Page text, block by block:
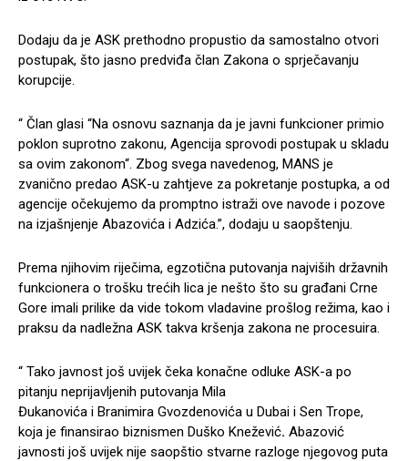
Dodaju da je ASK prethodno propustio da samostalno otvori
postupak, što jasno predviđa član Zakona o sprječavanju
korupcije.
“ Član glasi “Na osnovu saznanja da je javni funkcioner primio
poklon suprotno zakonu, Agencija sprovodi postupak u skladu
sa ovim zakonom“. Zbog svega navedenog, MANS je
zvanično predao ASK-u zahtjeve za pokretanje postupka, a od
agencije očekujemo da promptno istraži ove navode i pozove
na izjašnjenje Abazovića i Adzića.”, dodaju u saopštenju.
Prema njihovim riječima, egzotična putovanja najviših državnih
funkcionera o trošku trećih lica je nešto što su građani Crne
Gore imali prilike da vide tokom vladavine prošlog režima, kao i
praksu da nadležna ASK takva kršenja zakona ne procesuira.
“ Tako javnost još uvijek čeka konačne odluke ASK-a po
pitanju neprijavljenih putovanja Mila
Đukanovića i Branimira Gvozdenovića u Dubai i Sen Trope,
koja je finansirao biznismen Duško Knežević. Abazović
javnosti još uvijek nije saopštio stvarne razloge njegovog puta